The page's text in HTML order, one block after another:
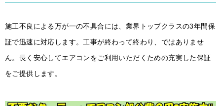
施工不良による万が一の不具合には、業界トップクラスの3年間保
証で迅速に対応します。工事が終わって終わり、ではありませ
ん。長く安心してエアコンをご利用いただくための充実した保証
をご提供します。